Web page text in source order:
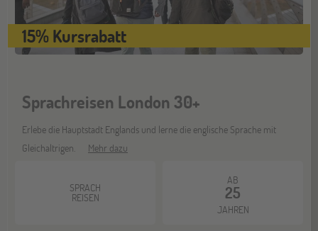
15% Kursrabatt
Sprachreisen London 30+
Erlebe die Hauptstadt Englands und lerne die englische Sprache mit
Gleichaltrigen.
Mehr dazu
SPRACH
REISEN
AB
25
JAHREN